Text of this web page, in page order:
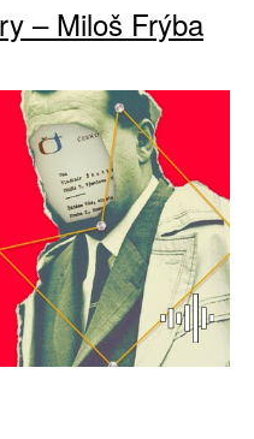
– Miloš Frýba